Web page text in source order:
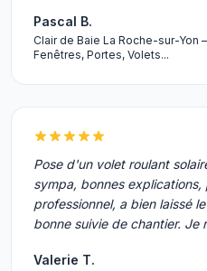
Pascal B.
Clair de Baie La Roche-sur-Yon
Fenêtres, Portes, Volets...
Pose d'un volet roulant
sympa, bonnes
professionnel, a bien laissé
bonne suivie de chantier. Je
Valerie T.